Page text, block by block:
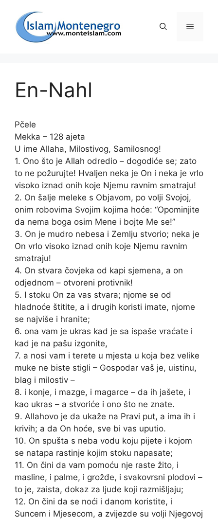
sadržaj
En-Nahl
Pčele
Mekka – 128 ajeta
U ime Allaha, Milostivog, Samilosnog!
1. Ono što je Allah odredio – dogodiće se; zato
to ne požurujte! Hvaljen neka je On i neka je vrlo
visoko iznad onih koje Njemu ravnim smatraju!
2. On šalje meleke s Objavom, po volji Svojoj,
onim robovima Svojim kojima hoće: “Opominjite
da nema boga osim Mene i bojte Me se!”
3. On je mudro nebesa i Zemlju stvorio; neka je
On vrlo visoko iznad onih koje Njemu ravnim
smatraju!
4. On stvara čovjeka od kapi sjemena, a on
odjednom – otvoreni protivnik!
5. I stoku On za vas stvara; njome se od
hladnoće štitite, a i drugih koristi imate, njome
se najviše i hranite;
6. ona vam je ukras kad je sa ispaše vraćate i
kad je na pašu izgonite,
7. a nosi vam i terete u mjesta u koja bez velike
muke ne biste stigli – Gospodar vaš je, uistinu,
blag i milostiv –
8. i konje, i mazge, i magarce – da ih jašete, i
kao ukras – a stvoriće i ono što ne znate.
9. Allahovo je da ukaže na Pravi put, a ima ih i
krivih; a da On hoće, sve bi vas uputio.
10. On spušta s neba vodu koju pijete i kojom
se natapa rastinje kojim stoku napasate;
11. On čini da vam pomoću nje raste žito, i
masline, i palme, i grožđe, i svakovrsni plodovi –
to je, zaista, dokaz za ljude koji razmišljaju;
12. On čini da se noći i danom koristite, i
Suncem i Mjesecom, a zvijezde su volji Njegovoj